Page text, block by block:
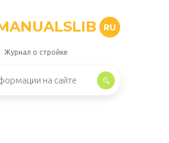
RU
Журнал о стройке